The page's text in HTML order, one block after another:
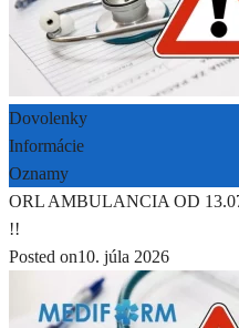
Dovolenky
Informácie
Oznamy
ORL AMBULANCIA OD
!!
Posted on10. júla 2026